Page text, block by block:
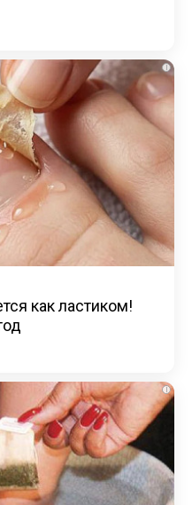
i
как ластиком!
i